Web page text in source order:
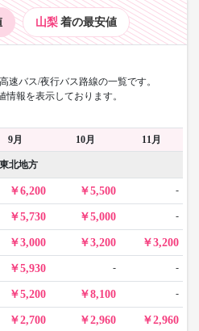
山梨 着の最安値
速バス/夜行バス路線の一覧です。
情報を表示しております。
9月 10月 11月
東北地方
6,200 5,500 -
5,730 5,000 -
3,000 3,200 3,200
5,930 - -
5,200 8,100 -
2,700 2,960 2,960